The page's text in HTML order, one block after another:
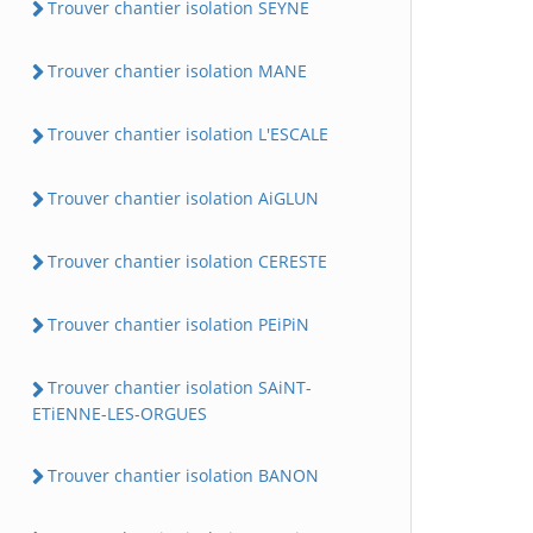
Trouver chantier isolation SEYNE
Trouver chantier isolation MANE
Trouver chantier isolation L'ESCALE
Trouver chantier isolation AiGLUN
Trouver chantier isolation CERESTE
Trouver chantier isolation PEiPiN
Trouver chantier isolation SAiNT-
ETiENNE-LES-ORGUES
Trouver chantier isolation BANON